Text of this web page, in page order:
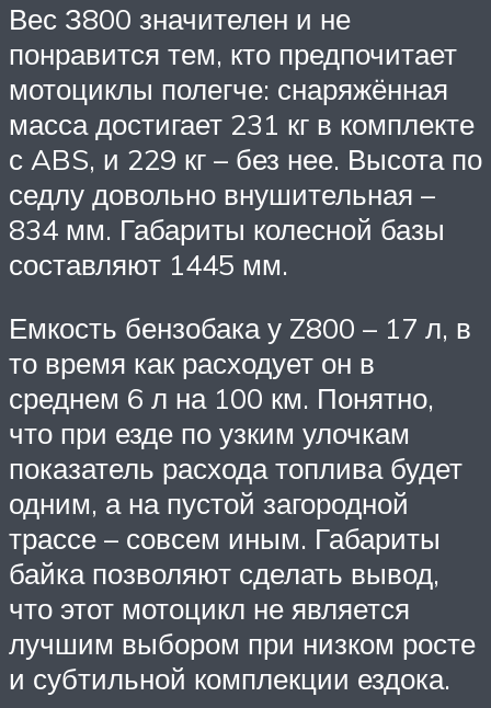
Вес З800 значителен и не
понравится тем, кто предпочитает
мотоциклы полегче: снаряжённая
масса достигает 231 кг в комплекте
с ABS, и 229 кг – без нее. Высота по
седлу довольно внушительная –
834 мм. Габариты колесной базы
составляют 1445 мм.
Емкость бензобака у Z800 – 17 л, в
то время как расходует он в
среднем 6 л на 100 км. Понятно,
что при езде по узким улочкам
показатель расхода топлива будет
одним, а на пустой загородной
трассе – совсем иным. Габариты
байка позволяют сделать вывод,
что этот мотоцикл не является
лучшим выбором при низком росте
и субтильной комплекции ездока.